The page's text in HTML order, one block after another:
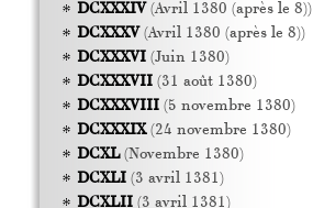
DCXXXIV(Avril 1380 (après le 8))
DCXXXV(Avril 1380 (après le 8))
DCXXXVI(Juin 1380)
DCXXXVII(31 août 1380)
DCXXXVIII(5 novembre 1380)
DCXXXIX(24 novembre 1380)
DCXL(Novembre 1380)
DCXLI(3 avril 1381)
DCXLII(3 avril 1381)